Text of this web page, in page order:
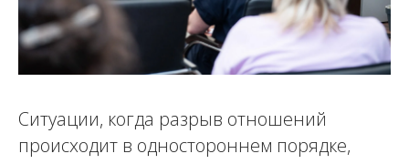
Ситуации, когда разрыв отношений
происходит в одностороннем порядке,